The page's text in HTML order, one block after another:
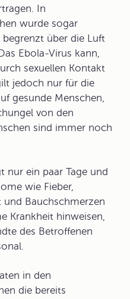
In
wurde sogar
begrenzt über die Luft
Ebola-Virus kann,
sexuellen Kontakt
jedoch nur für die
gesunde Menschen,
von den
sind immer noch
nur ein paar Tage und
wie Fieber,
Bauchschmerzen
Krankheit hinweisen,
des Betroffenen
in den
die bereits